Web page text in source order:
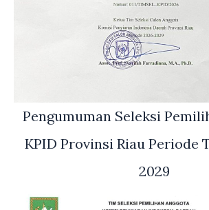
Pengumuman Seleksi
KPID Provinsi Riau Periode
2029